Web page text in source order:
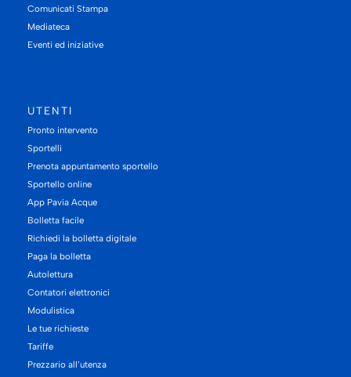
Comunicati Stampa
Mediateca
Eventi ed iniziative
UTENTI
Pronto intervento
Sportelli
Prenota appuntamento sportello
Sportello online
App Pavia Acque
Bolletta facile
Richiedi la bolletta digitale
Paga la bolletta
Autolettura
Contatori elettronici
Modulistica
Le tue richieste
Tariffe
Prezzario all’utenza